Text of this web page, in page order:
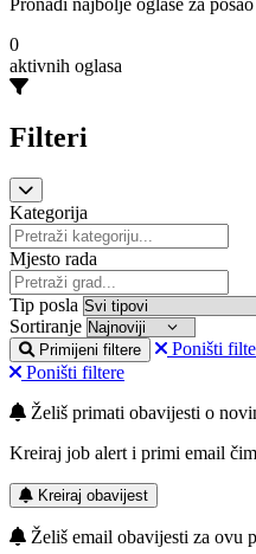
Pronađi najbolje oglase za
0
aktivnih oglasa
Filteri
Kategorija
Mjesto rada
Tip posla
Sortiranje
Primijeni filtere
Poništi
Poništi filtere
Želiš primati obavijesti o
Kreiraj job alert i primi email
Kreiraj obavijest
Želiš email obavijesti za ovu